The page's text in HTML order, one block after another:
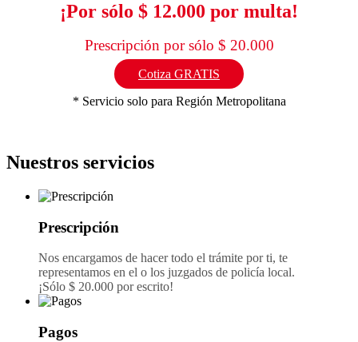
¡Por sólo $ 12.000 por multa!
Prescripción por sólo $ 20.000
Cotiza GRATIS
* Servicio solo para Región Metropolitana
Nuestros servicios
Prescripción
Nos encargamos de hacer todo el trámite por ti, te
representamos en el o los juzgados de policía local.
¡Sólo $ 20.000 por escrito!
Pagos